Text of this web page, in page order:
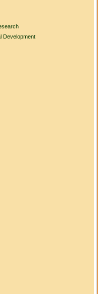
Development